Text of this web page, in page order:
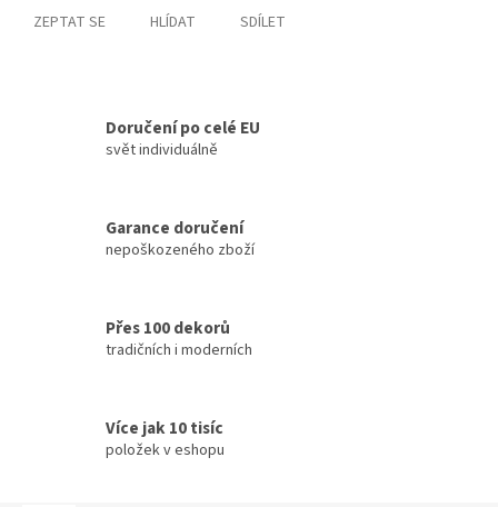
ZEPTAT SE HLÍDAT SDÍLET
Doručení po celé EU
svět individuálně
Garance doručení
nepoškozeného zboží
Přes 100 dekorů
tradičních i moderních
Více jak 10 tisíc
položek v eshopu